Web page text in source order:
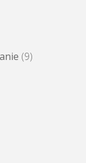
(9)